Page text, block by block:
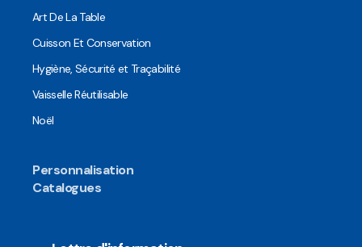
Art De La Table
Cuisson Et Conservation
Hygiène, Sécurité et Traçabilité
Vaisselle Réutilisable
Noël
Personnalisation
Catalogues